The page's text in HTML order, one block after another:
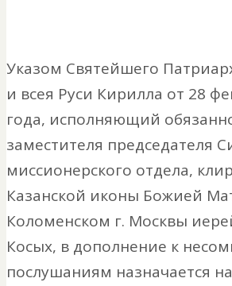
Указом Святейшего
и всея Руси Кирилла от 28
года, исполняющий
заместителя председателя
миссионерского отдела,
Казанской иконы Божией
Коломенском г. Москвы
Косых, в дополнение к
послушаниям назначается